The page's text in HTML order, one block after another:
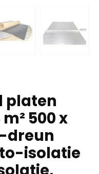
platen
500 x
dreun
isolatie